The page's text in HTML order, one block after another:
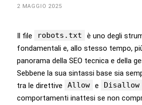
2 MAGGIO 2025
Il file robots.txt
è uno degli
fondamentali e, allo stesso tempo,
panorama della SEO tecnica e della
Sebbene la sua sintassi base sia
tra le direttive
Allow e Disallow
comportamenti inattesi se non